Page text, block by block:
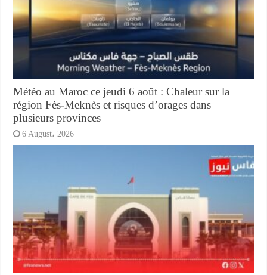
Météo au Maroc ce jeudi 6 août : Chaleur sur la
région Fès-Meknès et risques d’orages dans
plusieurs provinces
6 August، 2026